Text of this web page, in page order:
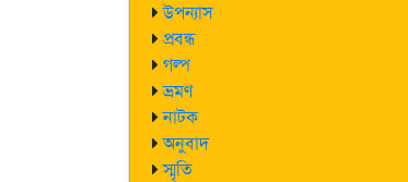
উপন্যাস
প্রবন্ধ
গল্প
ভ্রমণ
নাটক
অনুবাদ
স্মৃতি